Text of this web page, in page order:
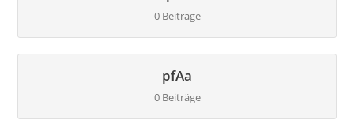
0 Beiträge
pfAa
0 Beiträge